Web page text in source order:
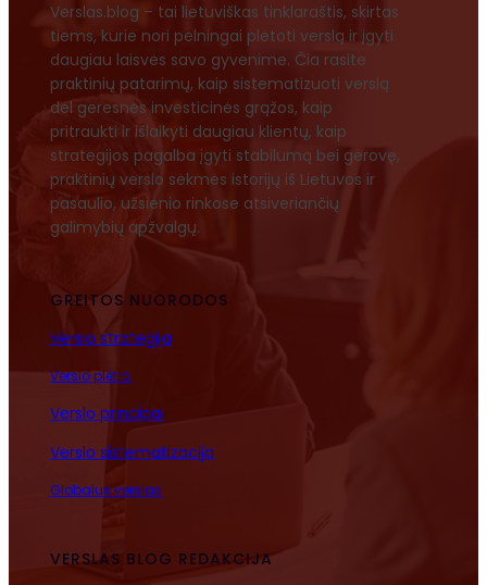
Verslas.blog – tai lietuviškas tinklaraštis, skirtas
tiems, kurie nori pelningai plėtoti verslą ir įgyti
daugiau laisvės savo gyvenime. Čia rasite
praktinių patarimų, kaip sistematizuoti verslą
dėl geresnės investicinės grąžos, kaip
pritraukti ir išlaikyti daugiau klientų, kaip
strategijos pagalba įgyti stabilumą bei gerovę,
praktinių verslo sėkmės istorijų iš Lietuvos ir
pasaulio, užsienio rinkose atsiveriančių
galimybių apžvalgų.
GREITOS NUORODOS
Verslo strategija
Verslo plėtra
Verslo principai
Verslo sistematizacija
Globalus verslas
VERSLAS BLOG REDAKCIJA